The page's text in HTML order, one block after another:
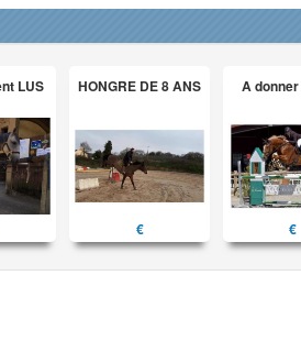
LUS HONGRE DE 8 ANS
€
A
€